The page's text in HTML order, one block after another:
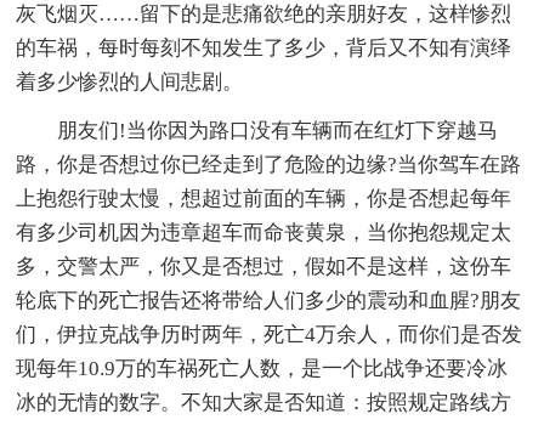
灰飞烟灭……留下的是悲痛欲绝的亲朋好友，这样惨烈
的车祸，每时每刻不知发生了多少，背后又不知有演绎
着多少惨烈的人间悲剧。
朋友们!当你因为路口没有车辆而在红灯下穿越马
路，你是否想过你已经走到了危险的边缘?当你驾车在路
上抱怨行驶太慢，想超过前面的车辆，你是否想起每年
有多少司机因为违章超车而命丧黄泉，当你抱怨规定太
多，交警太严，你又是否想过，假如不是这样，这份车
轮底下的死亡报告还将带给人们多少的震动和血腥?朋友
们，伊拉克战争历时两年，死亡4万余人，而你们是否发
现每年10.9万的车祸死亡人数，是一个比战争还要冷冰
冰的无情的数字。不知大家是否知道：按照规定路线方